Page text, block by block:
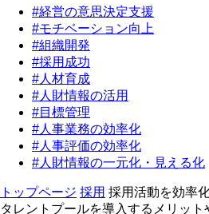
#経営の意思決定支援
#モチベーション向上
#組織開発
#採用成功
#人材育成
#人財情報の活用
#目標管理
#人事業務の効率化
#人事評価の効率化
#人財情報の一元化・見える化
トップページ 採用 採用活動を効率
タレントプールを導入するメリッ